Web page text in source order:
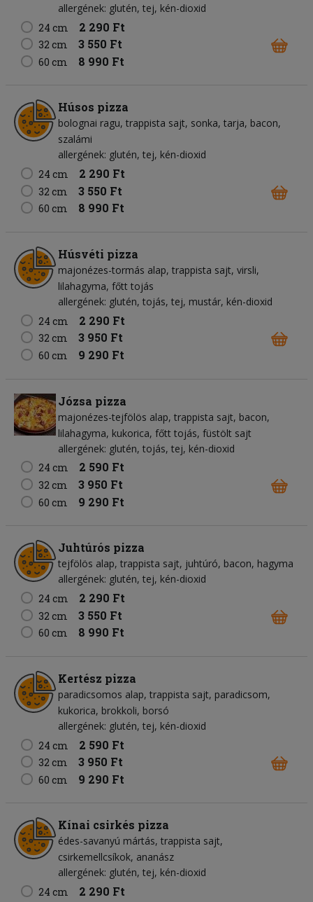
allergének: glutén, tej, kén-dioxid
24 cm
2 290 Ft
32 cm 3 550 Ft
60 cm 8 990 Ft
Húsos pizza
bolognai ragu trappista sajt sonka tarja bacon
szalámi
allergének: glutén, tej, kén-dioxid
24 cm
2 290 Ft
32 cm 3 550 Ft
60 cm 8 990 Ft
Húsvéti pizza
majonézes-tormás alap trappista sajt virsli
lilahagyma főtt tojás
allergének: glutén, tojás, tej, mustár, kén-dioxid
24 cm
2 290 Ft
32 cm 3 950 Ft
60 cm 9 290 Ft
Józsa pizza
majonézes-tejfölös alap trappista sajt bacon
lilahagyma kukorica főtt tojás füstölt sajt
allergének: glutén, tojás, tej, kén-dioxid
24 cm
2 590 Ft
32 cm 3 950 Ft
60 cm 9 290 Ft
Juhtúrós pizza
tejfölös alap trappista sajt juhtúró bacon hagyma
allergének: glutén, tej, kén-dioxid
24 cm
2 290 Ft
32 cm 3 550 Ft
60 cm 8 990 Ft
Kertész pizza
paradicsomos alap trappista sajt paradicsom
kukorica brokkoli borsó
allergének: glutén, tej, kén-dioxid
24 cm
2 590 Ft
32 cm 3 950 Ft
60 cm 9 290 Ft
Kínai csirkés pizza
édes-savanyú mártás trappista sajt
csirkemellcsíkok ananász
allergének: glutén, tej, kén-dioxid
24 cm
2 290 Ft